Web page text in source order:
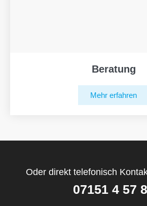
Beratung
Mehr erfahren
Oder direkt telefonisch
07151 4 57